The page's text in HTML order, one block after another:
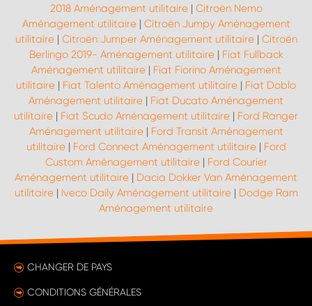
2018 Aménagement utilitaire| Citroën Nemo
Aménagement utilitaire| Citroën Jumpy Aménagement
utilitaire| Citroën Jumper Aménagement utilitaire| Citroën
Berlingo 2019- Aménagement utilitaire| Fiat Fullback
Aménagement utilitaire| Fiat Fiorino Aménagement
utilitaire | Fiat Talento Aménagement utilitaire | Fiat Doblo
Aménagement utilitaire | Fiat Ducato Aménagement
utilitaire | Fiat Scudo Aménagement utilitaire | Ford Ranger
Aménagement utilitaire| Ford Transit Aménagement
utilitaire| Ford Connect Aménagement utilitaire| Ford
Custom Aménagement utilitaire| Ford Courier
Aménagement utilitaire | Dacia Dokker Van Aménagement
utilitaire| Iveco Daily Aménagement utilitaire| Dodge Ram
Aménagement utilitaire
CHANGER DE PAYS
CONDITIONS GÉNÉRALES